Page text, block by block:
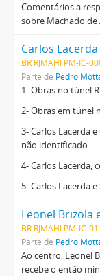
Comentários a
sobre Machado de
Carlos
BR RJMAHI PM-IC-
Parte de Pedro
1- Obras no túnel
2- Obras em túnel
3- Carlos Lacerda
não identificado.
4- Carlos Lacerda,
5- Carlos Lacerda
Leonel Brizola
BR RJMAHI PM-IC-
Parte de Pedro
Ao centro, Leonel
recebe o então